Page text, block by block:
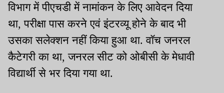
विभाग में पीएचडी में नामांकन के लिए आवेदन दिया
था, परीक्षा पास करने एवं इंटरव्यू होने के बाद भी
उसका सलेक्शन नहीं किया हुआ था. वॉच जनरल
कैटेगरी का था, जनरल सीट को ओबीसी के मेधावी
विद्यार्थी से भर दिया गया था.